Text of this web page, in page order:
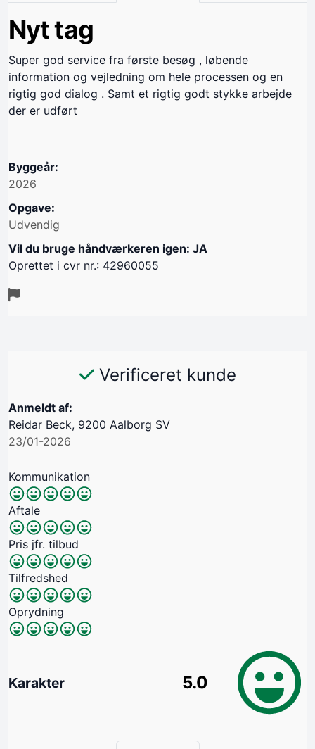
Nyt tag
Super god service fra første besøg , løbende
information og vejledning om hele processen og en
rigtig god dialog . Samt et rigtig godt stykke arbejde
der er udført
Byggeår:
2026
Opgave:
Udvendig
Vil du bruge håndværkeren igen: JA
Oprettet i cvr nr.: 42960055
Verificeret kunde
Anmeldt af:
Reidar Beck, 9200 Aalborg SV
23/01-2026
Kommunikation
Aftale
Pris jfr. tilbud
Tilfredshed
Oprydning
Karakter 5.0